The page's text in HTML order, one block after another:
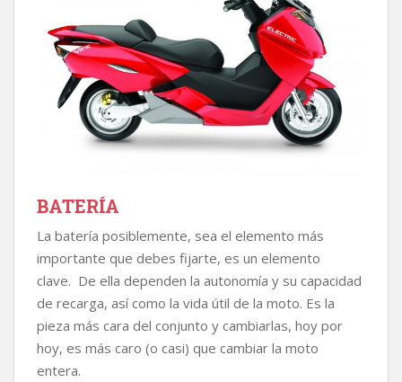
BATERÍA
La batería posiblemente, sea el elemento más
importante que debes fijarte, es un elemento
clave. De ella dependen la autonomía y su capacidad
de recarga, así como la vida útil de la moto. Es la
pieza más cara del conjunto y cambiarlas, hoy por
hoy, es más caro (o casi) que cambiar la moto
entera.